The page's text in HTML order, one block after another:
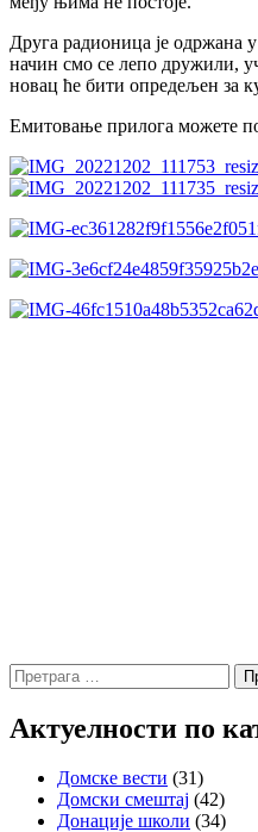
Друга радионица је одржана
начин смо се лепо дружили,
новац ће бити опредељен за
Емитовање прилога можете
Претрага
за:
Актуелности по
Домске вести (31)
Домски смештај (42)
Донације школи (34)